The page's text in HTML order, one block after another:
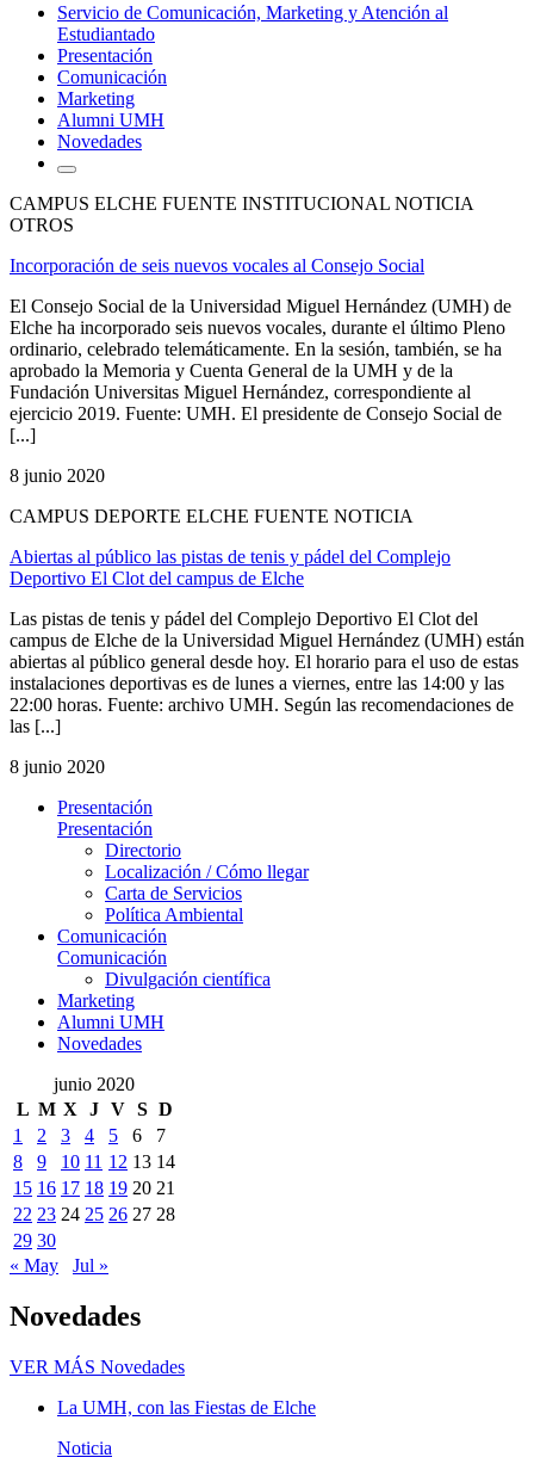
Servicio de Comunicación, Marketing y Atención al
Estudiantado
Presentación
Comunicación
Marketing
Alumni UMH
Novedades
CAMPUS ELCHE FUENTE INSTITUCIONAL NOTICIA
OTROS
Incorporación de seis nuevos vocales al Consejo Social
El Consejo Social de la Universidad Miguel Hernández (UMH) de
Elche ha incorporado seis nuevos vocales, durante el último Pleno
ordinario, celebrado telemáticamente. En la sesión, también, se ha
aprobado la Memoria y Cuenta General de la UMH y de la
Fundación Universitas Miguel Hernández, correspondiente al
ejercicio 2019. Fuente: UMH. El presidente de Consejo Social de
[...]
8 junio 2020
CAMPUS DEPORTE ELCHE FUENTE NOTICIA
Abiertas al público las pistas de tenis y pádel del Complejo
Deportivo El Clot del campus de Elche
Las pistas de tenis y pádel del Complejo Deportivo El Clot del
campus de Elche de la Universidad Miguel Hernández (UMH) están
abiertas al público general desde hoy. El horario para el uso de estas
instalaciones deportivas es de lunes a viernes, entre las 14:00 y las
22:00 horas. Fuente: archivo UMH. Según las recomendaciones de
las [...]
8 junio 2020
Presentación
Presentación
Directorio
Localización / Cómo llegar
Carta de Servicios
Política Ambiental
Comunicación
Comunicación
Divulgación científica
Marketing
Alumni UMH
Novedades
junio 2020
L M X J V S D
1
2 3 4 5 6
7
8
9 10 11 12 13 14
15 16 17 18 19 20 21
22 23 24 25 26 27 28
29 30
« May
Jul »
Novedades
VER MÁS Novedades
La UMH, con las Fiestas de Elche
Noticia